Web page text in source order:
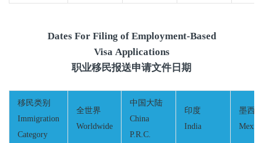
Dates For Filing of Employment-Based
Visa Applications
职业移民报送申请文件日期
移民类别
Immigration
Category
全世界
Worldwide
中国大陆
China
P.R.C.
印度
India
墨西哥
Mexico